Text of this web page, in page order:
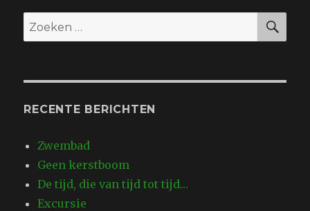
Zoeken
naar:
RECENTE BERICHTEN
Zwembad
Geen kerstboom
De tijd, die van tijd tot tijd…
Excursie